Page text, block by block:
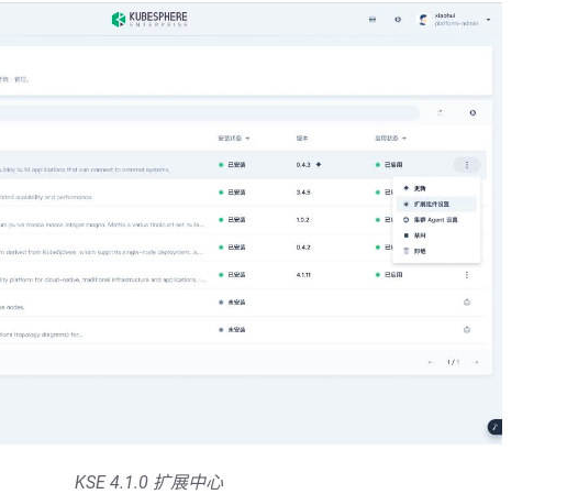
KSE 4.1.0 扩展中心